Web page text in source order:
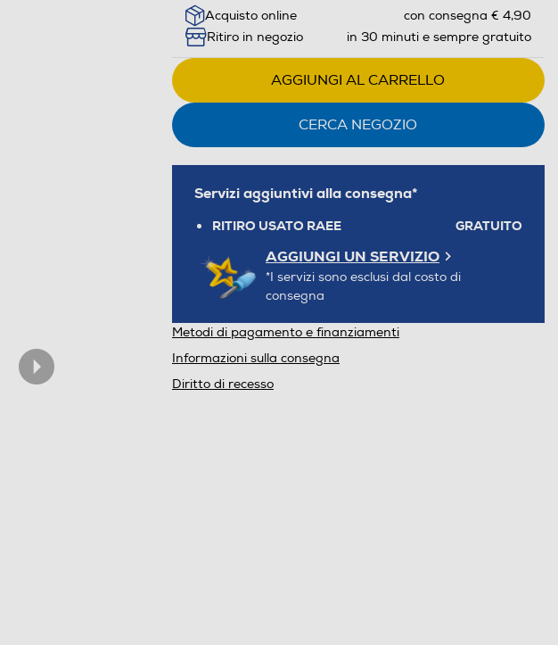
Acquisto online
con consegna € 4,90
Ritiro in negozio
in 30 minuti e sempre gratuito
AGGIUNGI AL CARRELLO
CERCA NEGOZIO
Servizi aggiuntivi alla consegna*
RITIRO USATO RAEE GRATUITO
AGGIUNGI UN SERVIZIO
*I servizi sono esclusi dal costo di
consegna
Metodi di pagamento e finanziamenti
Informazioni sulla consegna
Diritto di recesso